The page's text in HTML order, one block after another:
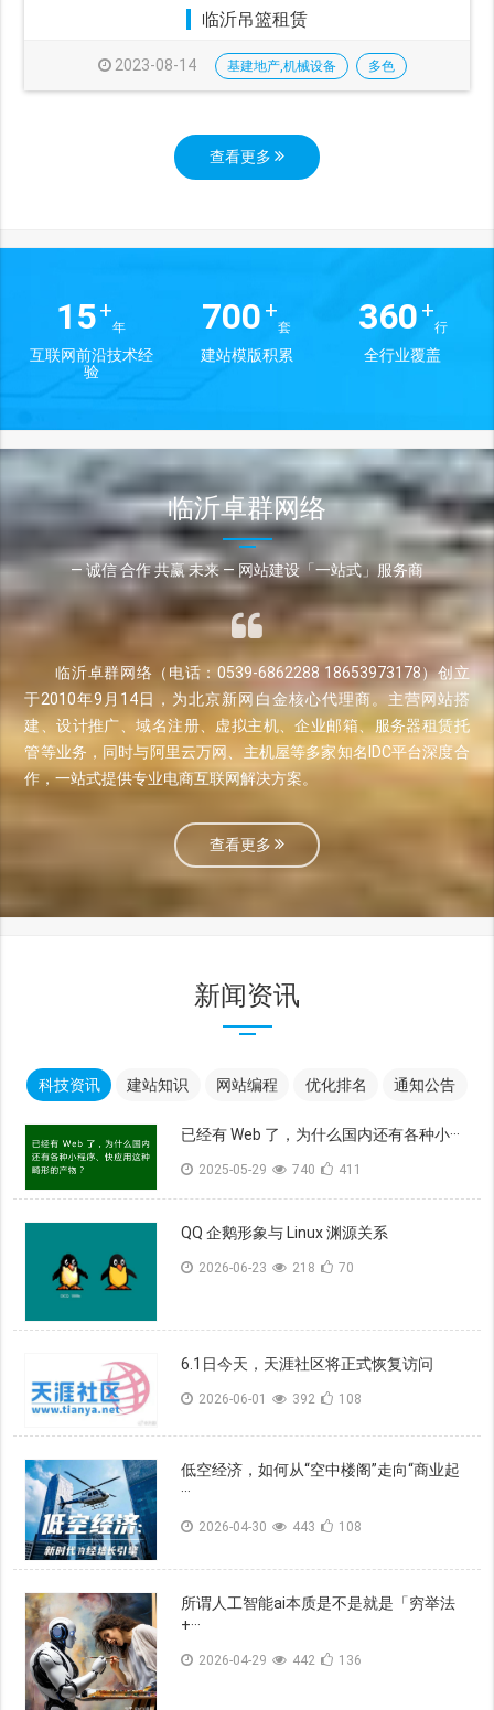
临沂吊篮租赁
2023-08-14 基建地产,机械设备 多色
查看更多
15+
年
互联网前沿技术经
验
700 +
套
建站模版积累
360 +
行
全行业覆盖
临沂卓群网络
— 诚信 合作 共赢 未来 — 网站建设「一站式」服务商
临沂卓群网络（电话：0539-6862288 18653973178）创立
于2010年9月14日，为北京新网白金核心代理商。主营网站搭
建、设计推广、域名注册、虚拟主机、企业邮箱、服务器租赁托
管等业务，同时与阿里云万网、主机屋等多家知名IDC平台深度合
作，一站式提供专业电商互联网解决方案。
查看更多
新闻资讯
科技资讯 建站知识 网站编程 优化排名 通知公告
已经有 Web 了，为什么国内还有各种小···
2025-05-29 740 411
QQ 企鹅形象与 Linux 渊源关系
2026-06-23 218 70
6.1日今天，天涯社区将正式恢复访问
2026-06-01 392 108
低空经济，如何从“空中楼阁”走向“商业起
···
2026-04-30 443 108
所谓人工智能ai本质是不是就是「穷举法
+···
2026-04-29 442 136